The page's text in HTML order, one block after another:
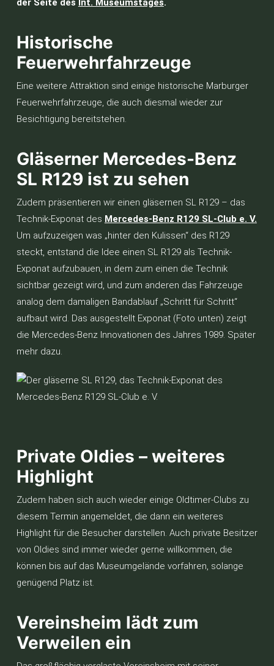
der Seite des Int. Museumstages.
Historische
Feuerwehrfahrzeuge
Eine weitere Attraktion sind einige historische Marburger
Feuerwehrfahrzeuge, die auch diesmal wieder zur
Besichtigung bereitstehen.
Gläserner Mercedes-Benz
SL R129 ist zu sehen
Zudem präsentieren wir einen gläsernen SL R129 – das
Technik-Exponat des Mercedes-Benz R129 SL-Club e. V.
Um aufzuzeigen was „hinter den Kulissen“ des R129
steckt, entstand die Idee einen SL R129 als Technik-
Exponat aufzubauen, in dem zum einen die Technik
sichtbar gezeigt wird, und zum anderen das Fahrzeuge
analog dem damaligen Bandablauf „Schritt für Schritt“
aufbaut wird. Das ausgestellt Exponat (Foto unten) zeigt
die Mercedes-Benz Innovationen des Jahres 1989. Später
mehr dazu.
Private Oldies – weiteres
Highlight
Zudem haben sich auch wieder einige Oldtimer-Clubs zu
diesem Termin angemeldet, die dann ein weiteres
Highlight für die Besucher darstellen. Auch private Besitzer
von Oldies sind immer wieder gerne willkommen, die
können bis auf das Museumgelände vorfahren, solange
genügend Platz ist.
Vereinsheim lädt zum
Verweilen ein